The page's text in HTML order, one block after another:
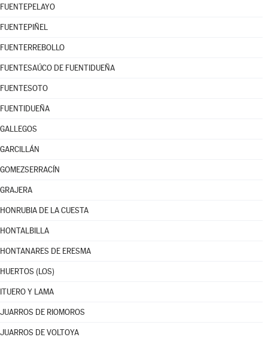
FUENTEPELAYO
FUENTEPIÑEL
FUENTERREBOLLO
FUENTESAÚCO DE FUENTIDUEÑA
FUENTESOTO
FUENTIDUEÑA
GALLEGOS
GARCILLÁN
GOMEZSERRACÍN
GRAJERA
HONRUBIA DE LA CUESTA
HONTALBILLA
HONTANARES DE ERESMA
HUERTOS (LOS)
ITUERO Y LAMA
JUARROS DE RIOMOROS
JUARROS DE VOLTOYA